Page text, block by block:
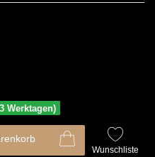
Werktagen)
Wunschliste